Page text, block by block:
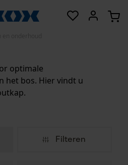
optimale
het bos. Hier vindt u
Filteren